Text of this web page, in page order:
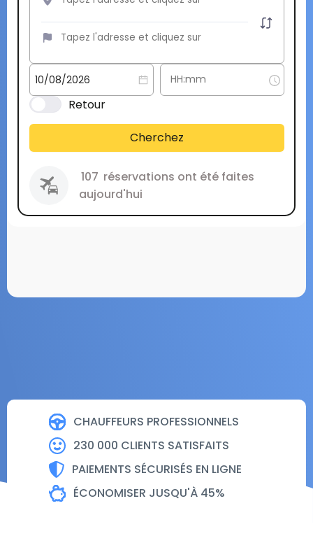
CHAUFFEURS PROFESSIONNELS
230 000 CLIENTS SATISFAITS
PAIEMENTS SÉCURISÉS EN LIGNE
ÉCONOMISER JUSQU'À 45%
Retour
Cherchez
107 réservations ont été faites
aujourd'hui